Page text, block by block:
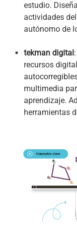
estudio.
actividades
autónomo de
tekman digital
recursos
multimedia
aprendizaje.
herramientas